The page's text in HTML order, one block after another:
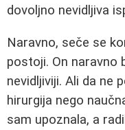
dovoljno nevidljiva
Naravno, seče se
postoji. On naravno
nevidljiviji. Ali da ne
hirurgija nego
sam upoznala, a